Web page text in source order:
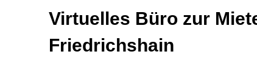
Virtuelles Büro zur
Friedrichshain